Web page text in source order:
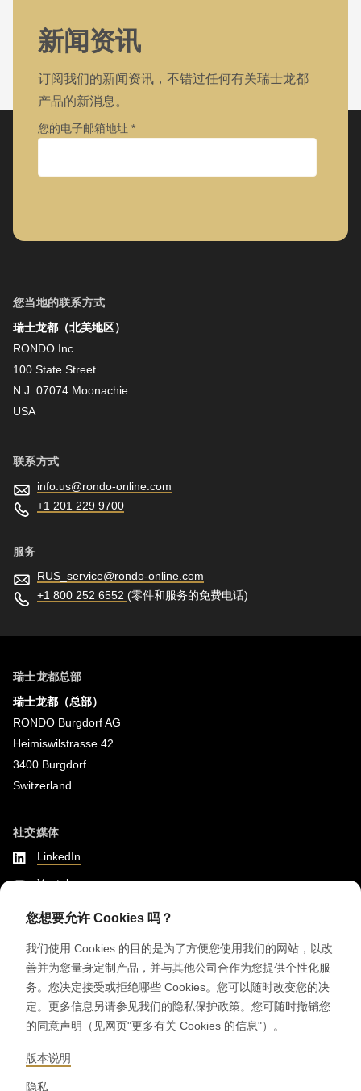
新闻资讯
订阅我们的新闻资讯，不错过任何有关瑞士龙都
产品的新消息。
您的电子邮箱地址
姓氏
您当地的联系方式
瑞士龙都（北美地区）
RONDO Inc.
100 State Street
N.J. 07074 Moonachie
USA
联系方式
info.us@rondo-online.com
+1 201 229 9700
服务
RUS_service@rondo-online.com
+1 800 252 6552 (零件和服务的免费电话)
瑞士龙都总部
瑞士龙都（总部）
RONDO Burgdorf AG
Heimiswilstrasse 42
3400 Burgdorf
Switzerland
社交媒体
LinkedIn
Youtube
Instagram
© 2026 RONDO BURGDORF AG
般条款和条件 交付机器和设备般条款和条件 RONDOCONNECT
GENERAL TERMS AND CONDITIONS OF PURCHASE
CODE OF CONDUCT
您想要允许 Cookies 吗？
我们使用 Cookies 的目的是为了方便您使用我们的网站，以改
善并为您量身定制产品，并与其他公司合作为您提供个性化服
务。您决定接受或拒绝哪些 Cookies。您可以随时改变您的决
定。更多信息另请参见我们的隐私保护政策。您可随时撤销您
的同意声明（见网页"更多有关 Cookies 的信息"）。
版本说明
隐私